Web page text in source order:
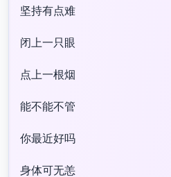
坚持有点难
闭上一只眼
点上一根烟
能不能不管
你最近好吗
身体可无恙